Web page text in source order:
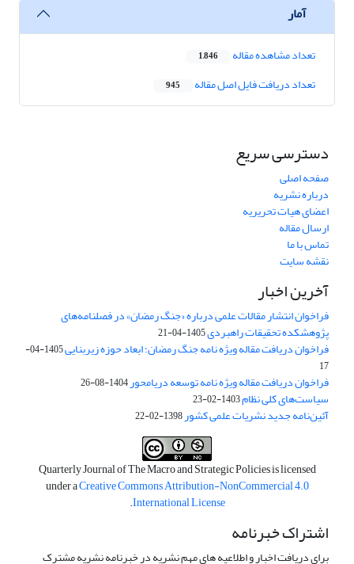
آمار
تعداد مشاهده مقاله 1,846
تعداد دریافت فایل اصل مقاله 945
دسترسی سریع
صفحه اصلی
درباره نشریه
اعضای هیات تحریریه
ارسال مقاله
تماس با ما
نقشه سایت
آخرین اخبار
فراخوان انتشار مقالات علمی درباره «جنگ رمضان» در فصلنامه‌های
پژوهشکده تحقیقات راهبردی1405-04-21
فراخوان دریافت مقاله ویژه نامه جنگ رمضان؛ ابعاد حوزه زیربنایی
1405-04-
17
فراخوان دریافت مقاله ویژه نامه توسعه دریامحور1404-08-26
سیاست‌های کلی نظام1403-02-23
آئین‌نامه جدید نشریات علمی کشور1398-02-22
Quarterly Journal of The Macro and Strategic Policies is licensed
under aCreative Commons Attribution-NonCommercial 4.0
International License
.
اشتراک خبرنامه
برای دریافت اخبار و اطلاعیه های مهم نشریه در خبرنامه نشریه مشترک